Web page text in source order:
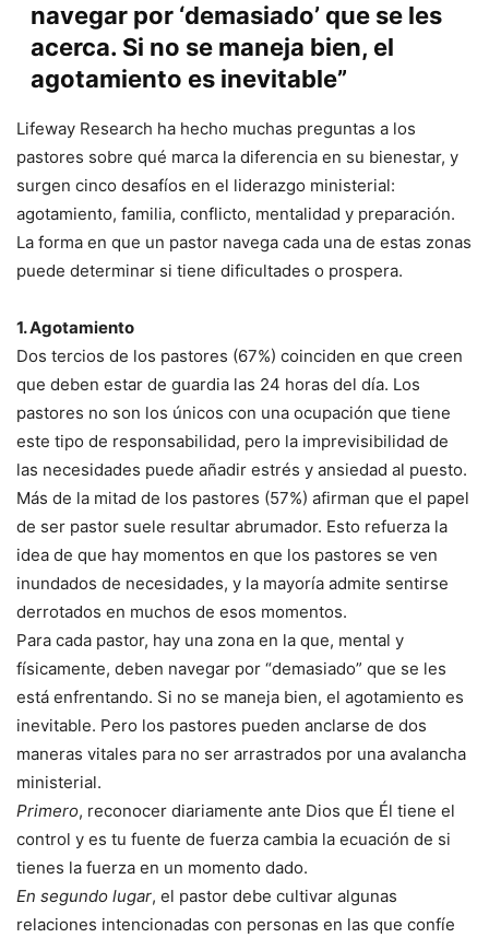
navegar por ‘demasiado’ que se les
acerca. Si no se maneja bien, el
agotamiento es inevitable”
Lifeway Research ha hecho muchas preguntas a los
pastores sobre qué marca la diferencia en su bienestar, y
surgen cinco desafíos en el liderazgo ministerial:
agotamiento, familia, conflicto, mentalidad y preparación.
La forma en que un pastor navega cada una de estas zonas
puede determinar si tiene dificultades o prospera.
1. Agotamiento
Dos tercios de los pastores (67%) coinciden en que creen
que deben estar de guardia las 24 horas del día. Los
pastores no son los únicos con una ocupación que tiene
este tipo de responsabilidad, pero la imprevisibilidad de
las necesidades puede añadir estrés y ansiedad al puesto.
Más de la mitad de los pastores (57%) afirman que el papel
de ser pastor suele resultar abrumador. Esto refuerza la
idea de que hay momentos en que los pastores se ven
inundados de necesidades, y la mayoría admite sentirse
derrotados en muchos de esos momentos.
Para cada pastor, hay una zona en la que, mental y
físicamente, deben navegar por “demasiado” que se les
está enfrentando. Si no se maneja bien, el agotamiento es
inevitable. Pero los pastores pueden anclarse de dos
maneras vitales para no ser arrastrados por una avalancha
ministerial.
Primero, reconocer diariamente ante Dios que Él tiene el
control y es tu fuente de fuerza cambia la ecuación de si
tienes la fuerza en un momento dado.
En segundo lugar, el pastor debe cultivar algunas
relaciones intencionadas con personas en las que confíe